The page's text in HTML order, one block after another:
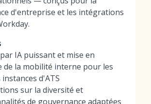
d'entreprise et les intégrations
IA puissant et mise en
de la mobilité interne pour les
d'ATS
sur la diversité et
de gouvernance adaptées